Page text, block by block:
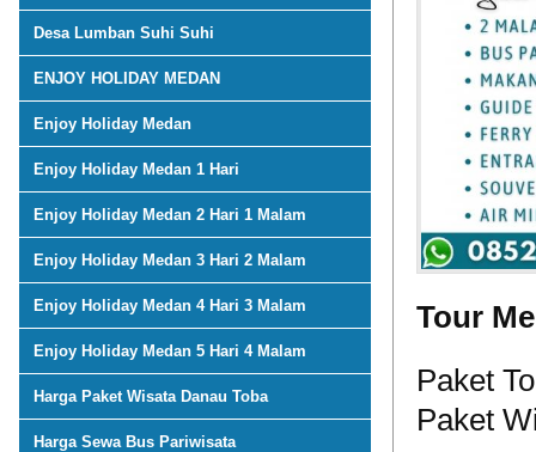
Desa Lumban Suhi Suhi
ENJOY HOLIDAY MEDAN
Enjoy Holiday Medan
Enjoy Holiday Medan 1 Hari
Enjoy Holiday Medan 2 Hari 1 Malam
Enjoy Holiday Medan 3 Hari 2 Malam
Enjoy Holiday Medan 4 Hari 3 Malam
Enjoy Holiday Medan 5 Hari 4 Malam
Harga Paket Wisata Danau Toba
Harga Sewa Bus Pariwisata
Tour
Paket
Paket